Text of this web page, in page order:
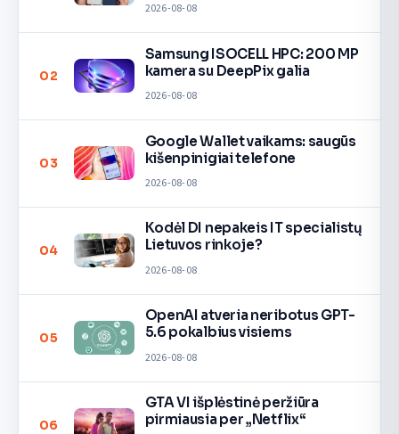
2026-08-08
02
Samsung ISOCELL HPC: 200 MP
kamera su DeepPix galia
2026-08-08
03
Google Wallet vaikams: saugūs
kišenpinigiai telefone
2026-08-08
04
Kodėl DI nepakeis IT specialistų
Lietuvos rinkoje?
2026-08-08
05
OpenAI atveria neribotus GPT-
5.6 pokalbius visiems
2026-08-08
06
GTA VI išplėstinė peržiūra
pirmiausia per „Netflix“